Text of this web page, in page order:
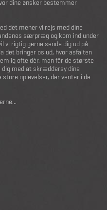
dine ønsker bestemmer
det mener vi rejs med dine
særpræg og kom ind under
vi rigtig gerne sende dig ud på
det bringer os ud, hvor asfalten
ofte dér, man får de største
dig med at skræddersy dine
oplevelser, der venter i de